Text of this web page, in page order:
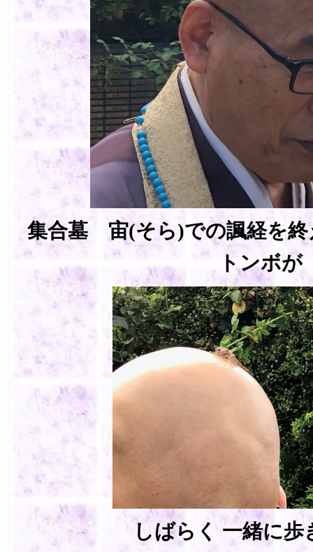
集合墓 宙(そら)での諷経を終
トンボが
しばらく 一緒に歩